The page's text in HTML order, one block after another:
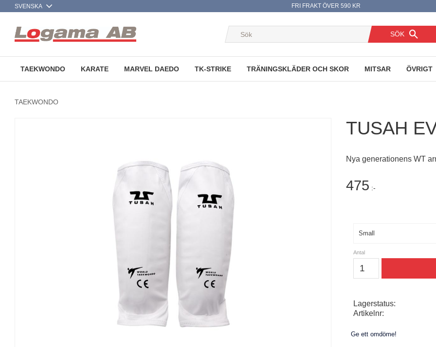
FRI FRAKT ÖVER 590 KR
SÖK
TAEKWONDO KARATE MARVEL DAEDO TK-STRIKE TRÄNINGSKLÄDER OCH SKOR MITSAR ÖVRIGT
TAEKWONDO
TUSAH
Nya generationens WT
475 :-
Antal
Lagerstatus
Artikelnr
Ge ett omdöme!